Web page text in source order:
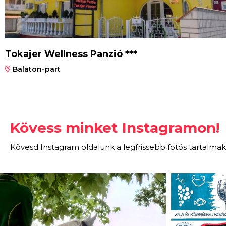
Tokajer Wellness Panzió ***
Balaton-part
Kövess minket Instagramon!
Kövesd Instagram oldalunk a legfrissebb fotós